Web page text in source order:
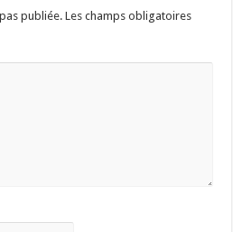
publiée. Les champs obligatoires